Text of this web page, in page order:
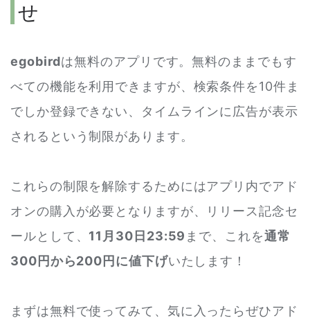
せ
egobirdは無料のアプリです。無料のままでもす
べての機能を利用できますが、検索条件を10件ま
でしか登録できない、タイムラインに広告が表示
されるという制限があります。
これらの制限を解除するためにはアプリ内でアド
オンの購入が必要となりますが、リリース記念セ
ールとして、 11月30日23:59 まで、これを通常
300円から200円に値下げいたします！
まずは無料で使ってみて、気に入ったらぜひアド